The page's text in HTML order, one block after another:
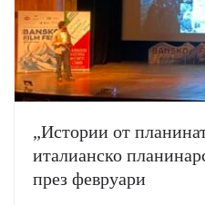
„Истории от
италианско
през февруари